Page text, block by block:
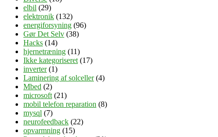
elbil (29)
elektronik (132)
energiforsyning (96)
Gør Det Selv (38)
Hacks (14)
hjernetræning (11)
Ikke kategoriseret (17)
inverter(1)
Laminering af solceller(4)
Mbed (2)
microsoft (21)
mobil telefon reparation (8)
mysql (7)
neurofeedback (22)
opvarmning (15)